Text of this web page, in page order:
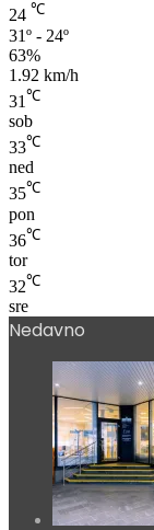
24 ℃
31º - 24º
63%
1.92 km/h
31 ℃
sob
33℃
ned
35℃
pon
36℃
tor
32℃
sre
Nedavno